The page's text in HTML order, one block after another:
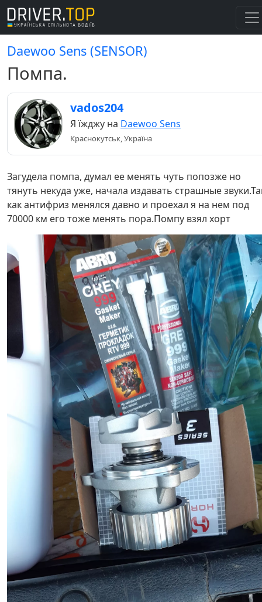
Daewoo Sens (SENSOR)
Помпа.
vados204
Я їжджу на Daewoo Sens
Краснокутськ, Україна
Загудела помпа, думал ее менять чуть попозже но
тянуть некуда уже, начала издавать страшные
как антифриз менялся давно и проехал я на нем под
70000 км его тоже менять пора.Помпу взял хорт